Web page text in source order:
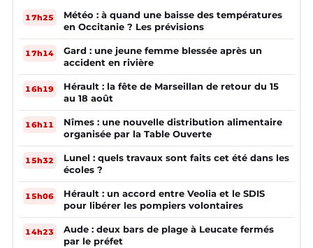
17h25
Météo : à quand une baisse des températures
en Occitanie ? Les prévisions
17h14
Gard : une jeune femme blessée après un
accident en rivière
16h19
Hérault : la fête de Marseillan de retour du 15
au 18 août
16h11
Nîmes : une nouvelle distribution alimentaire
organisée par la Table Ouverte
15h32
Lunel : quels travaux sont faits cet été dans les
écoles ?
15h06
Hérault : un accord entre Veolia et le SDIS
pour libérer les pompiers volontaires
14h23
Aude : deux bars de plage à Leucate fermés
par le préfet